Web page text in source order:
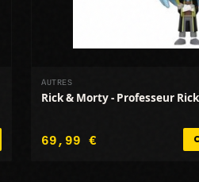
AUTRES
Rick & Morty - Professeur Rick
69,99 €